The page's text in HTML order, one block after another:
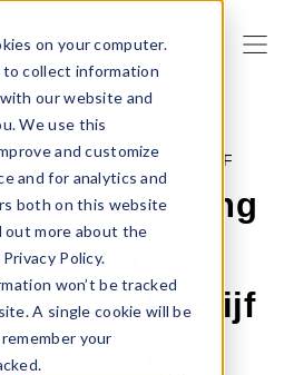
on your computer.
to collect information
our website and
We use this
and customize
and for analytics and
both on this website
out more about the
Policy.
won’t be tracked
A single cookie will be
your
| START EEN BEDRIJF
uw marketing
van AI
om uw bedrijf
groeien?